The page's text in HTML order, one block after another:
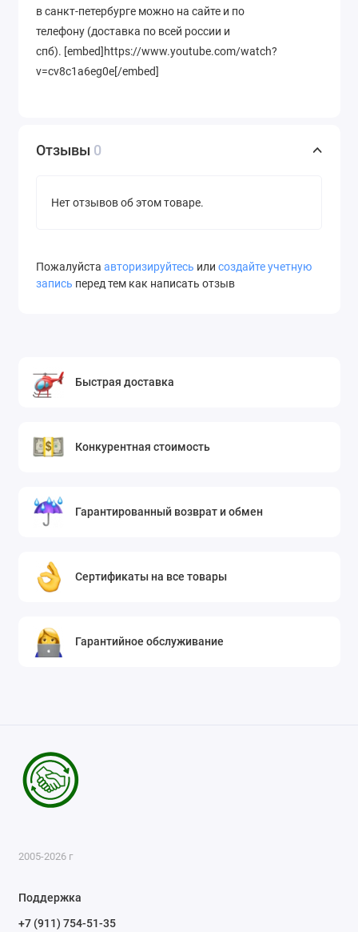
в санкт-петербурге можно на сайте и по
телефону (доставка по всей россии и
спб). [embed]https://www.youtube.com/watch?
v=cv8c1a6eg0e[/embed]
Отзывы 0
Нет отзывов об этом товаре.
Пожалуйста авторизируйтесь или создайте учетную
запись перед тем как написать отзыв
Быстрая доставка
Конкурентная стоимость
Гарантированный возврат и обмен
Сертификаты на все товары
Гарантийное обслуживание
2005-2026 г
Поддержка
+7 (911) 754-51-35